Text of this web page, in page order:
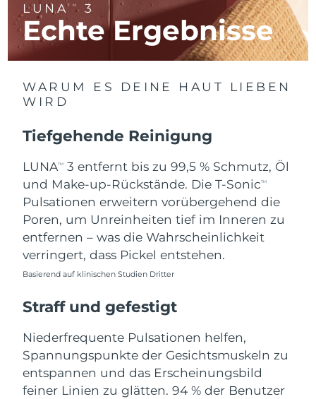
LUNATM 3
Echte Ergebnisse
WARUM ES DEINE HAUT LIEBEN
WIRD
Tiefgehende Reinigung
LUNATM
3 entfernt bis zu 99,5 % Schmutz, Öl
und Make-up-Rückstände. Die T-SonicTM
Pulsationen erweitern vorübergehend die
Poren, um Unreinheiten tief im Inneren zu
entfernen – was die Wahrscheinlichkeit
verringert, dass Pickel entstehen.
Basierend auf klinischen Studien Dritter
Straff und gefestigt
Niederfrequente Pulsationen helfen,
Spannungspunkte der Gesichtsmuskeln zu
entspannen und das Erscheinungsbild
feiner Linien zu glätten. 94 % der Benutzer
Litauen Erwartete Lieferung8/10/26
Luxemburg Erwartete Lieferung8/10/26
Macau
Erwartete Lieferung8/12/26
8/10/26
Mexiko Erwartete Lieferung8/14/26
Monaco Erwartete Lieferung 8/11/26
Niederlande Erwartete Lieferung
Oman Erwartete Lieferung8/13/26
Philippinen Erwartete Lieferung8/13/26